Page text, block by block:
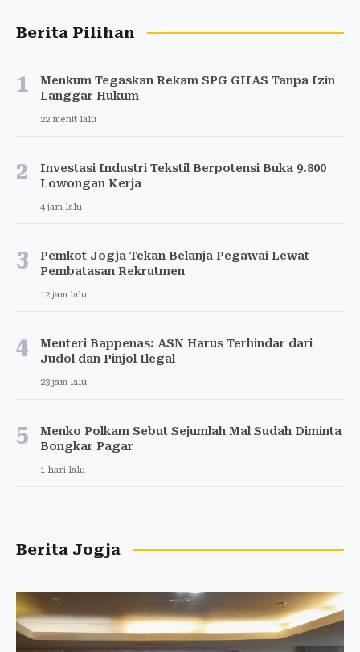
Berita Pilihan
1
Menkum Tegaskan Rekam SPG GIIAS Tanpa Izin
Langgar Hukum
22 menit lalu
2
Investasi Industri Tekstil Berpotensi Buka 9.800
Lowongan Kerja
4 jam lalu
3
Pemkot Jogja Tekan Belanja Pegawai Lewat
Pembatasan Rekrutmen
12 jam lalu
4
Menteri Bappenas: ASN Harus Terhindar dari
Judol dan Pinjol Ilegal
23 jam lalu
5
Menko Polkam Sebut Sejumlah Mal Sudah Diminta
Bongkar Pagar
1 hari lalu
Berita Jogja